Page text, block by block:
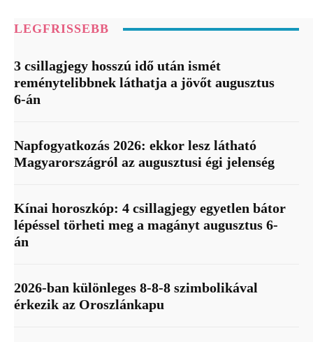
LEGFRISSEBB
3 csillagjegy hosszú idő után ismét
reménytelibbnek láthatja a jövőt augusztus
6-án
Napfogyatkozás 2026: ekkor lesz látható
Magyarországról az augusztusi égi jelenség
Kínai horoszkóp: 4 csillagjegy egyetlen bátor
lépéssel törheti meg a magányt augusztus 6-
án
2026-ban különleges 8-8-8 szimbolikával
érkezik az Oroszlánkapu